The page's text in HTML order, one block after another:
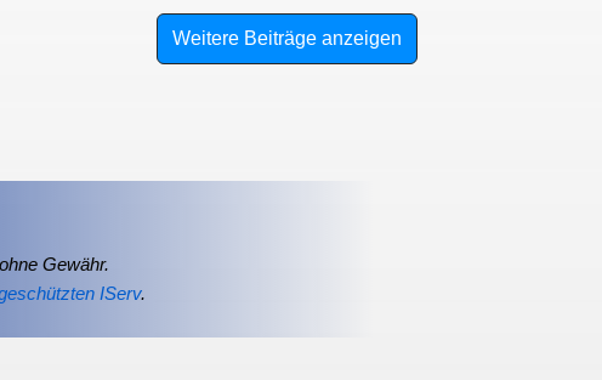
Weitere Beiträge anzeigen
Gewähr.
IServ.